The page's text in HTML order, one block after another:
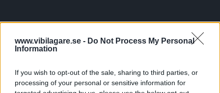
www.vibilagare.se - Do Not Process My Personal
Information
If you wish to opt-out of the sale, sharing to third parties, or
processing of your personal or sensitive information for
Tester: De senaste vi kört